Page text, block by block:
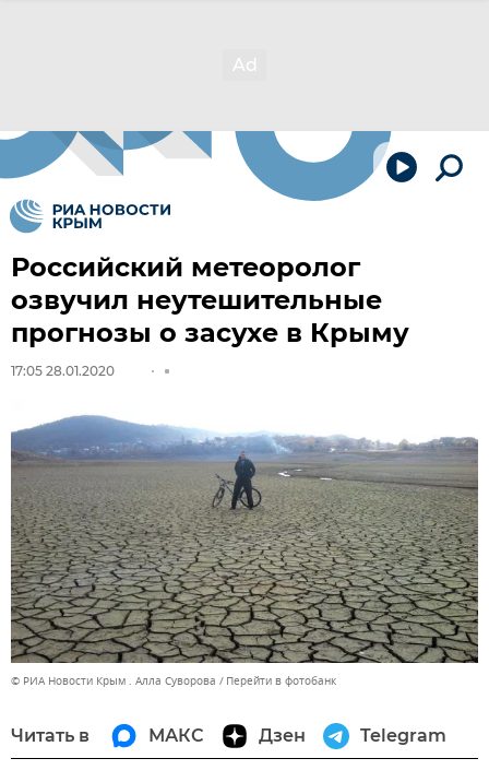
Российский метеоролог
озвучил неутешительные
прогнозы о засухе в Крыму
17:05 28.01.2020
© РИА Новости Крым . Алла Суворова Перейти в фотобанк
Читать в МАКС Дзен Telegram